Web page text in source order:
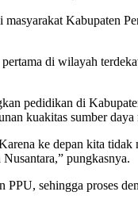
Kabupaten
di wilayah
pedidikan di
kuakitas sumber daya
ke depan kita tidak
pungkasnya.
sehingga proses